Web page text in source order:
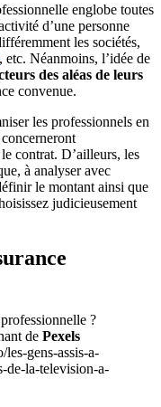
englobe toutes
d’une personne
les sociétés,
, etc. Néanmoins, l’idée de
des aléas de leurs
convenue.
les professionnels en
concerneront
contrat. D’ailleurs, les
à analyser avec
le montant ainsi que
judicieusement
de Pexels
gens-assis-a-
de-la-television-a-